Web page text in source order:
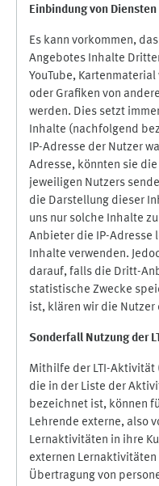
Einbindung von
Es kann vorkommen,
Angebotes Inhalte
YouTube,
oder Grafiken von
werden. Dies setzt
Inhalte (nachfolgend
IP-Adresse der Nutzer
Adresse, könnten sie
jeweiligen Nutzers
die Darstellung dieser
uns nur solche Inhalte
Anbieter die IP-Adresse
Inhalte verwenden.
darauf, falls die Dritt-
statistische Zwecke
ist, klären wir die Nutzer
Sonderfall Nutzung der
Mithilfe der LTI-Aktivität
die in der Liste der
bezeichnet ist, können
Lehrende externe, also
Lernaktivitäten in ihre
externen
Übertragung von